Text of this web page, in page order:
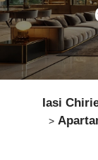
Iasi